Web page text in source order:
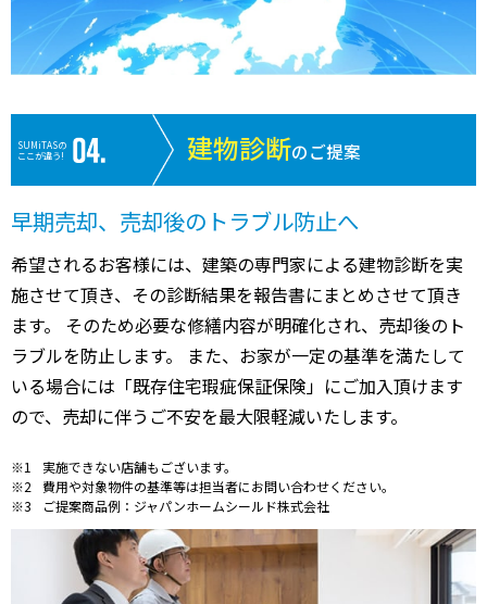
SUMiTASの
ここが違う!
建物診断のご提案
早期売却、売却後のトラブル防止へ
希望されるお客様には、建築の専門家による建物診断を実
施させて頂き、その診断結果を報告書にまとめさせて頂き
ます。 そのため必要な修繕内容が明確化され、売却後のト
ラブルを防止します。 また、お家が一定の基準を満たして
いる場合には「既存住宅瑕疵保証保険」にご加入頂けます
ので、売却に伴うご不安を最大限軽減いたします。
実施できない店舗もございます。
費用や対象物件の基準等は担当者にお問い合わせください。
ご提案商品例：ジャパンホームシールド株式会社